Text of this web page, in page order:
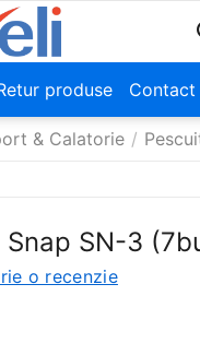
produse Contact
& Calatorie /
SN-3
o recenzie